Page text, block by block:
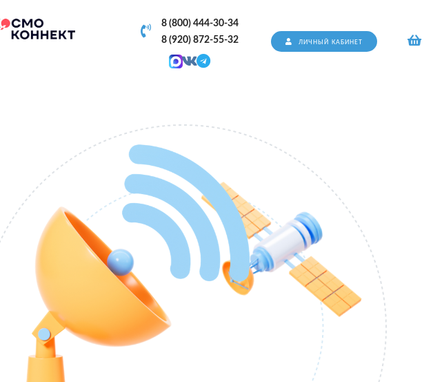
8 (800) 444-30-34
8 (920) 872-55-32
ЛИЧНЫЙ КАБИНЕТ